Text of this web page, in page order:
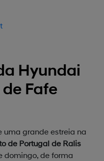
Hyundai
Fafe
uma grande estreia na
de Portugal de Ralis
domingo, de forma